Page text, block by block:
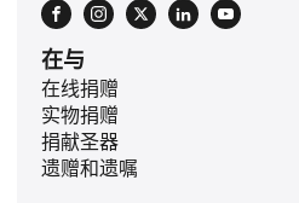
在与
在线捐赠
实物捐赠
捐献圣器
遗赠和遗嘱